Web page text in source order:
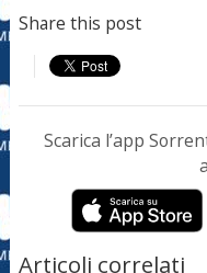
Share this post
Scarica l’app
Articoli correlati